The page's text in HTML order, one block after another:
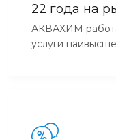
22 года на
АКВАХИМ
услуги